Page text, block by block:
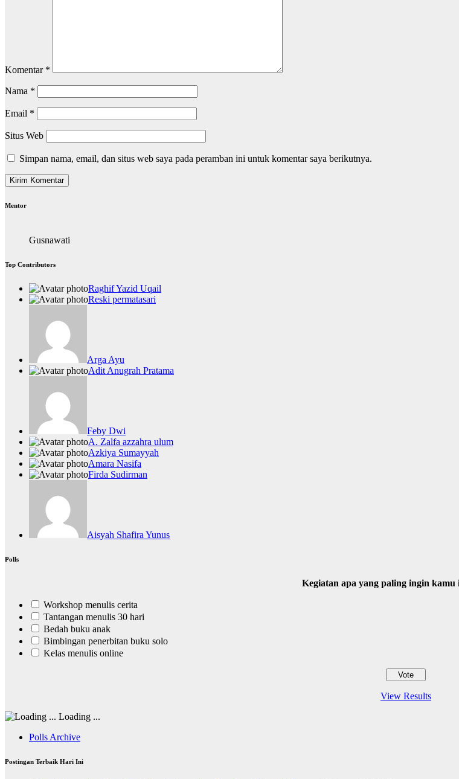
Komentar *
Nama *
Email *
Situs Web
Simpan nama, email, dan situs web saya pada peramban ini untuk komentar saya berikutnya.
Mentor
Gusnawati
Top Contributors
Raghif Yazid Uqail
Reski permatasari
Arga Ayu
Adit Anugrah Pratama
Feby Dwi
A. Zalfa azzahra ulum
Azkiya Sumayyah
Amara Nasifa
Firda Sudirman
Aisyah Shafira Yunus
Polls
Kegiatan apa yang paling ingin
Workshop menulis cerita
Tantangan menulis 30 hari
Bedah buku anak
Bimbingan penerbitan buku solo
Kelas menulis online
View Results
Loading ...
Polls Archive
Postingan Terbaik Hari Ini